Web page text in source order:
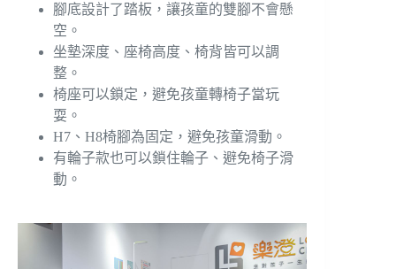
腳底設計了踏板，讓孩童的雙腳不會懸
空。
坐墊深度、座椅高度、椅背皆可以調
整。
椅座可以鎖定，避免孩童轉椅子當玩
耍。
H7、H8椅腳為固定，避免孩童滑動。
有輪子款也可以鎖住輪子、避免椅子滑
動。